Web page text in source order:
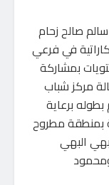
صالح زحام
في فرعي
بمشاركة
مركز شباب
برعاية
بمنطقة مطروح
البهي